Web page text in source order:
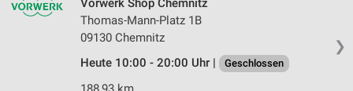
❯
Vorwerk Shop Chemnitz
Thomas-Mann-Platz 1B
09130 Chemnitz
Heute 10:00 - 20:00 Uhr |
Geschlossen
personalisierter Werbung
Erstellung von Profilen zur Personalisierung
von Inhalten